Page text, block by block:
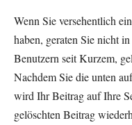
Wenn Sie versehentlich
haben, geraten Sie nicht
Benutzern seit Kurzem,
Nachdem Sie die unten
wird Ihr Beitrag auf Ihre
gelöschten Beitrag